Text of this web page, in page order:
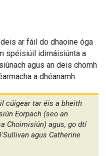
ar fáil do dhaoine óga
spéisiúil idirnáisiúnta a
agus an deis chomh
a dhéanamh.
cúigear tar éis a bheith
Eorpach (seo an
Choimisiún) agus, go dtí
agus Catherine